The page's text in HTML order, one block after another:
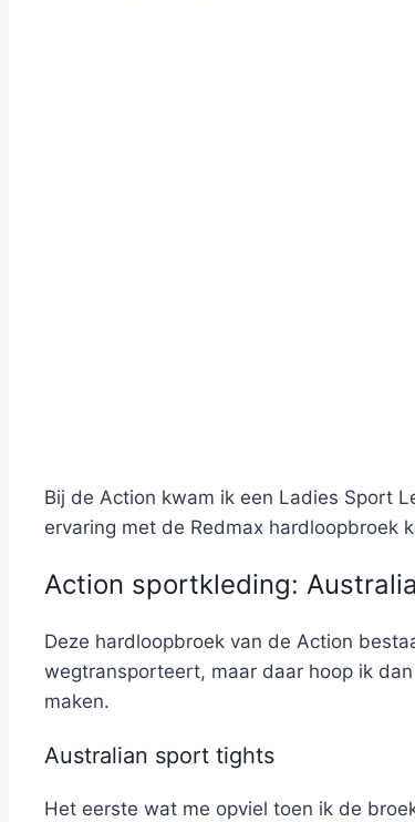
Bij de Action kwam ik een Ladies Sport
ervaring met de Redmax hardloopbroek
Action sportkleding:
Deze hardloopbroek van de Action
wegtransporteert, maar daar hoop ik
maken.
Australian sport tights
Het eerste wat me opviel toen ik de